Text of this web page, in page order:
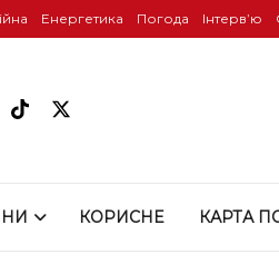
Енергетика Погода Інтервʼю
КОРИСНЕ КАРТА